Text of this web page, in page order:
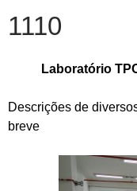
1110
Laboratório
Descrições de
breve